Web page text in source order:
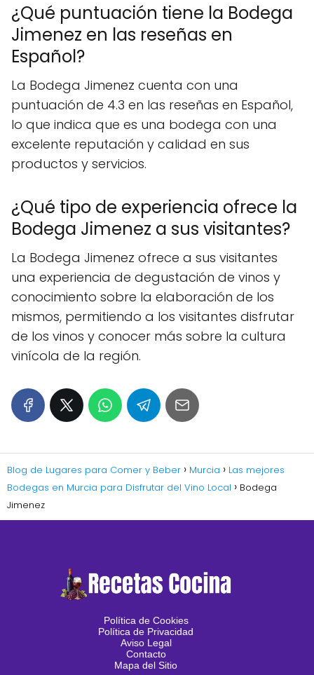
¿Qué puntuación tiene la Bodega
Jimenez en las reseñas en
Español?
La Bodega Jimenez cuenta con una
puntuación de 4.3 en las reseñas en Español,
lo que indica que es una bodega con una
excelente reputación y calidad en sus
productos y servicios.
¿Qué tipo de experiencia ofrece la
Bodega Jimenez a sus visitantes?
La Bodega Jimenez ofrece a sus visitantes
una experiencia de degustación de vinos y
conocimiento sobre la elaboración de los
mismos, permitiendo a los visitantes disfrutar
de los vinos y conocer más sobre la cultura
vinícola de la región.
Blog de Lugares para Comer y Beber Murcia
Las mejores
Bodegas en Murcia para Disfrutar del Vino Local
Bodega
Jimenez
Política de Cookies
Política de Privacidad
Aviso Legal
Contacto
Mapa del Sitio